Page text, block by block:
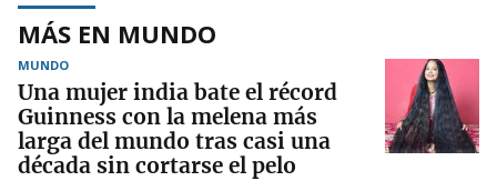
MÁS EN MUNDO
MUNDO
Una mujer india bate el récord
Guinness con la melena más
larga del mundo tras casi una
década sin cortarse el pelo